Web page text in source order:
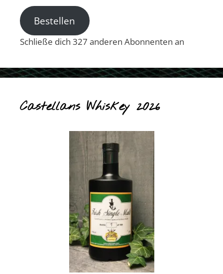
Bestellen
Schließe dich 327 anderen Abonnenten an
Castellans Whiskey 2026